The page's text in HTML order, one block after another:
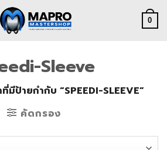
0
Sleeve
มีป้ายกำกับ “SPEEDI-SLEEVE”
คัดกรอง